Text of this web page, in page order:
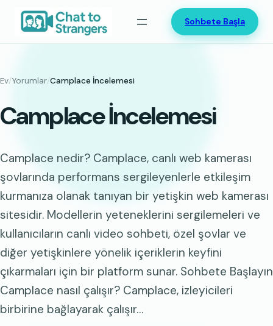
İçeriğe
Sohbete Başla
Ev/Yorumlar/Camplace İncelemesi
Camplace İncelemesi
Camplace nedir? Camplace, canlı web kamerası
şovlarında performans sergileyenlerle etkileşim
kurmanıza olanak tanıyan bir yetişkin web kamerası
sitesidir. Modellerin yeteneklerini sergilemeleri ve
kullanıcıların canlı video sohbeti, özel şovlar ve
diğer yetişkinlere yönelik içeriklerin keyfini
çıkarmaları için bir platform sunar. Sohbete Başlayın
Camplace nasıl çalışır? Camplace, izleyicileri
birbirine bağlayarak çalışır…